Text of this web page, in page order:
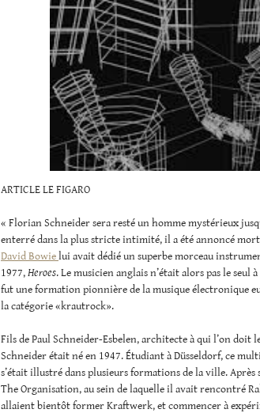
ARTICLE LE FIGARO
« Florian Schneider sera resté un homme mystérieux
enterré dans la plus stricte intimité, il a été annoncé
David Bowielui avait dédié un superbe morceau
1977,Heroes. Le musicien anglais n’était alors pas le seul
fut une formation pionnière de la musique électronique
la catégorie «krautrock».
Fils de Paul Schneider-Esbelen, architecte à qui l’on doit
Schneider était né en 1947. Étudiant à Düsseldorf, ce
s’était illustré dans plusieurs formations de la ville.
The Organisation, au sein de laquelle il avait rencontré
allaient bientôt former Kraftwerk, et commencer à